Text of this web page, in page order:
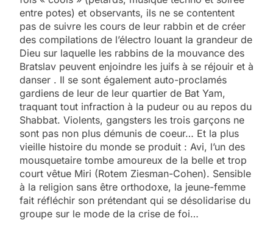
entre potes) et observants, ils ne se contentent
pas de suivre les cours de leur rabbin et de créer
des compilations de l’électro louant la grandeur de
Dieu sur laquelle les rabbins de la mouvance des
Bratslav peuvent enjoindre les juifs à se réjouir et à
danser . Il se sont également auto-proclamés
gardiens de leur de leur quartier de Bat Yam,
traquant tout infraction à la pudeur ou au repos du
Shabbat. Violents, gangsters les trois garçons ne
sont pas non plus démunis de coeur… Et la plus
vieille histoire du monde se produit : Avi, l’un des
mousquetaire tombe amoureux de la belle et trop
court vêtue Miri (Rotem Ziesman-Cohen). Sensible
à la religion sans être orthodoxe, la jeune-femme
fait réfléchir son prétendant qui se désolidarise du
groupe sur le mode de la crise de foi…